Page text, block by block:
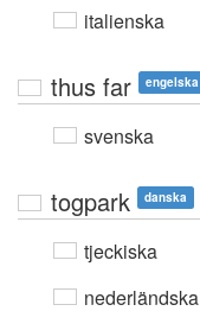
italienska
thus far engelska
svenska
togpark danska
tjeckiska
nederländska